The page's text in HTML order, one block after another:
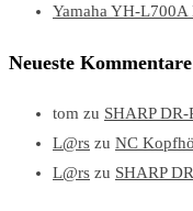
Yamaha YH-
Neueste Kommentare
tom zu SHARP
L@rs zu NC
L@rs zu SHARP